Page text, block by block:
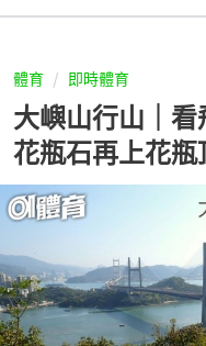
體育 即時體育
大嶼山行山｜
花瓶石再上花瓶